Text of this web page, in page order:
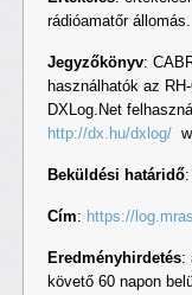
rádióamatőr állomás.
Jegyzőkönyv:
használhatók az
DXLog.Net
http://dx.hu/dxlog/
Beküldési határidő
Cím: https://
Eredményhirdetés:
követő 60 napon